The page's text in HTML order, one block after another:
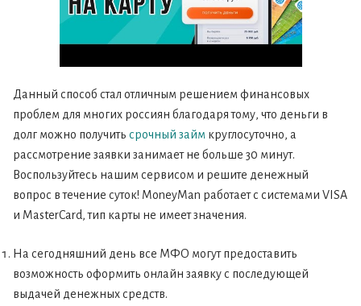
Данный способ стал отличным решением финансовых
проблем для многих россиян благодаря тому, что деньги в
долг можно получить срочный займ круглосуточно, а
рассмотрение заявки занимает не больше 30 минут.
Воспользуйтесь нашим сервисом и решите денежный
вопрос в течение суток! MoneyMan работает с системами VISA
и MasterCard, тип карты не имеет значения.
На сегодняшний день все МФО могут предоставить
возможность оформить онлайн заявку с последующей
выдачей денежных средств.